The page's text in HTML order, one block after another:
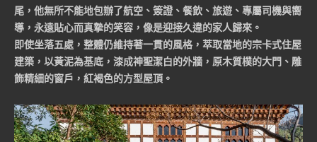
尾，他無所不能地包辦了航空、簽證、餐飲、旅遊、專屬司機與嚮
導，永遠貼心而真摯的笑容，像是迎接久違的家人歸來。
即使坐落五處，整體仍維持著一貫的風格，萃取當地的宗卡式住屋
建築，以黃泥為基底，漆成神聖潔白的外牆，原木質樸的大門、雕
飾精細的窗戶，紅褐色的方型屋頂。